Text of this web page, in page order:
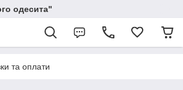
одесита"
та оплати